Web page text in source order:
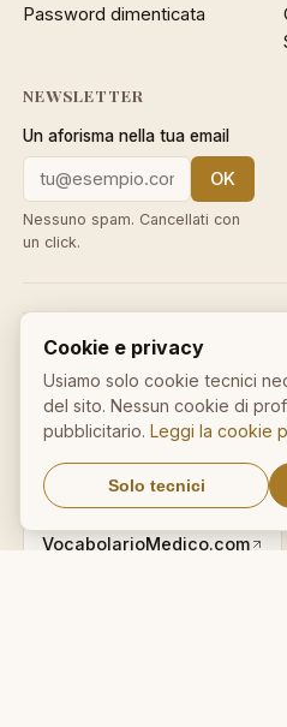
Password dimenticata
NEWSLETTER
Un aforisma nella tua email
OK
Nessuno spam. Cancellati con
un click.
IL NOSTRO NETWORK
CalcioMercato.in
DizionarioItaliano.net
MedicalVocabulary.org
VocabolarioMedico.com
Cookie e privacy
Usiamo solo cookie tecnici
del sito. Nessun cookie di
pubblicitario.Leggi la cookie
Solo tecnici